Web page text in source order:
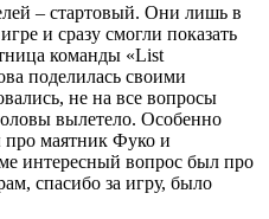
– стартовый. Они лишь в
и сразу смогли показать
команды «List
поделилась своими
не на все вопросы
вылетело. Особенно
про маятник Фуко и
интересный вопрос был про
спасибо за игру, было